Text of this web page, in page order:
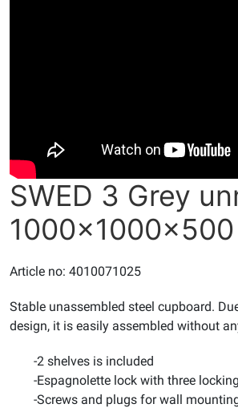
SWED 3 Grey
1000x1000x500
Article no: 4010071025
Stable unassembled steel cupboard.
design, it is easily assembled without
-2 shelves is included
-Espagnolette lock with three
-Screws and plugs for wall